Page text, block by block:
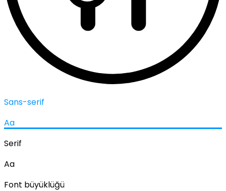
Sans-serif
Aa
Serif
Aa
Font büyüklüğü